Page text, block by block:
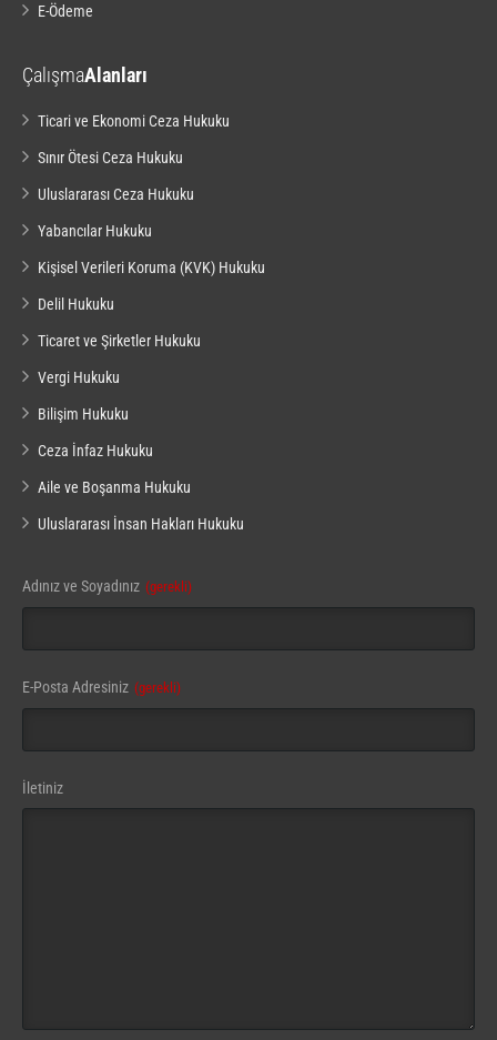
E-Ödeme
ÇalışmaAlanları
Ticari ve Ekonomi Ceza Hukuku
Sınır Ötesi Ceza Hukuku
Uluslararası Ceza Hukuku
Yabancılar Hukuku
Kişisel Verileri Koruma (KVK) Hukuku
Delil Hukuku
Ticaret ve Şirketler Hukuku
Vergi Hukuku
Bilişim Hukuku
Ceza İnfaz Hukuku
Aile ve Boşanma Hukuku
Uluslararası İnsan Hakları Hukuku
Adınız ve Soyadınız (gerekli)
E-Posta Adresiniz (gerekli)
İletiniz